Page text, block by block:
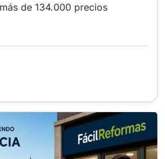
de 134.000 precios